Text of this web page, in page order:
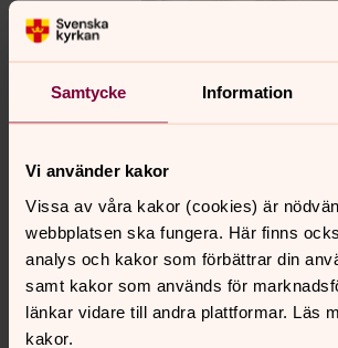
Samtycke Information
Vi använder kakor
Vissa av våra kakor (cookies) är
webbplatsen ska fungera. Här finns
analys och kakor som förbättrar din
samt kakor som används för
länkar vidare till andra plattformar. Läs
kakor.
Helena Dahlin
Pedagog, Lidingö församling
Direkt: